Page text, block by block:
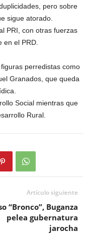
pero sobre
sigue atorado.
PRI, con otras fuerzas
en el PRD.
perredistas como
Granados, que queda
Social mientras que
Rural.
Artículo siguiente
“Bronco”, Buganza
pelea gubernatura
jarocha